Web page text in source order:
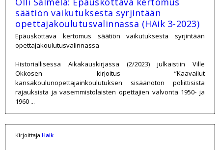
säätiön vaikutuksesta syrjintään
opettajakoulutusvalinnassa (HAik 3-2023)
Epäuskottava kertomus säätiön vaikutuksesta syrjintään
opettajakoulutusvalinnassa
Historiallisessa Aikakauskirjassa (2/2023) julkaistiin Ville
Okkosen kirjoitus ”Kaavailut
kansakoulunopettajainkoulutuksen sisäänoton poliittisista
rajauksista ja vasemmistolaisten opettajien valvonta 1950- ja
1960 ...
Kirjoittaja Haik